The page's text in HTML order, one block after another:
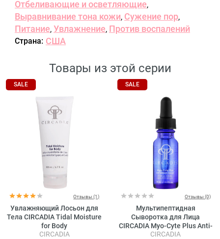
Отбеливающие и осветляющие,
Выравнивание тона кожи, Сужение пор,
Питание, Увлажнение, Против воспалений
Страна: США
Товары из этой серии
SALE
Отзывы (1)
Увлажняющий Лосьон для
Тела CIRCADIA Tidal Moisture
for Body
CIRCADIA
SALE
Отзывы (0)
Мультипептидная
Сыворотка для Лица
CIRCADIA Myo-Cyte Plus Anti-
Wrinkle Serum
CIRCADIA